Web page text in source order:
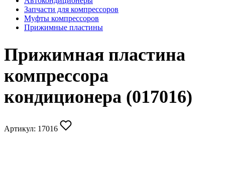
Запчасти для компрессоров
Муфты компрессоров
Прижимные пластины
Прижимная пластина
компрессора
кондиционера (017016)
Артикул: 17016